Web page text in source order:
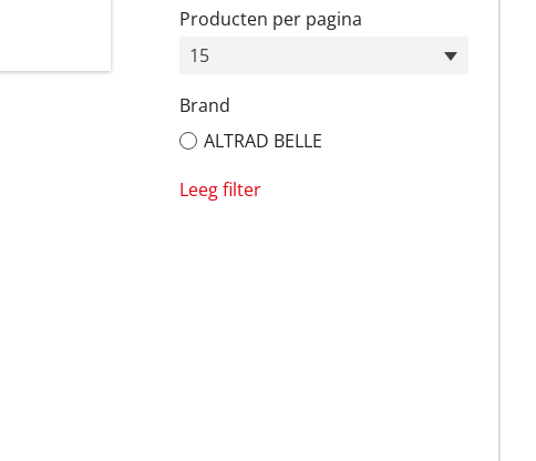
Producten per pagina
15
Brand
ALTRAD BELLE
Leeg filter